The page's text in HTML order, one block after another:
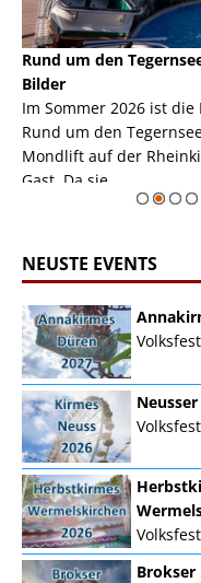
Rund um den
Bilder
Im Sommer 2026 ist
Rund um den
Mondlift auf der
Gast. Da sie ...
NEUSTE EVENTS
Volksfest
Volksfest
Volksfest